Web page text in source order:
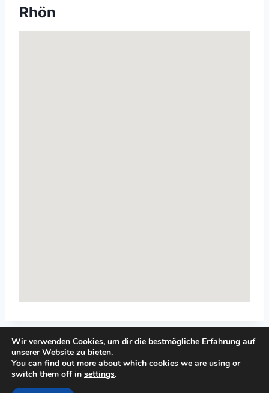
Rhön
© 2026 Top-Systemisches-Coaching.de
Wir verwenden Cookies, um dir die bestmögliche Erfahrung auf
unserer Website zu bieten.
You can find out more about which cookies we are using or
switch them off in settings.